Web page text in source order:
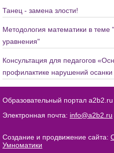
Танец - замена злости!
Методология математики в теме
уравнения"
Консультация для педагогов
профилактике нарушений
Образовательный портал a2b2.ru
Электронная почта: info@a2b2.ru
Создание и продвижение сайта:
Умноматики